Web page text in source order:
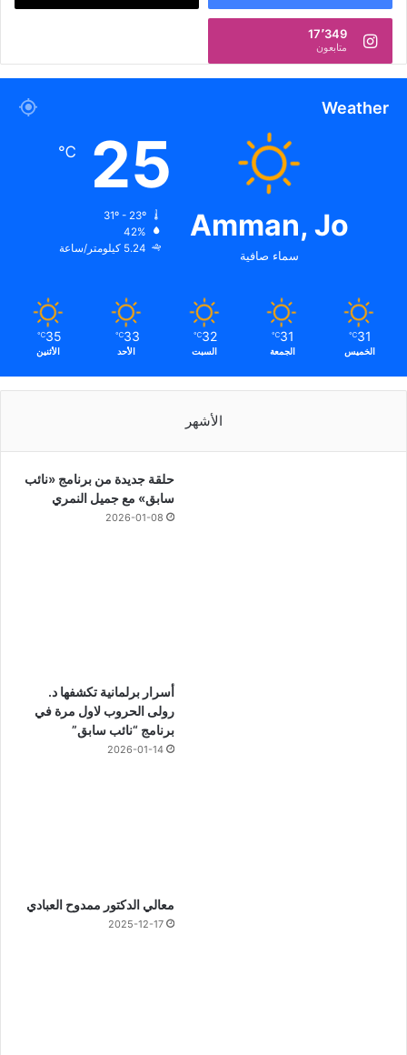
17٬349
متابعون
Weather
Amman, Jo
سماء صافية
25
℃
42%
5.24 كيلومتر/ساعة
31
℃
الخميس
31
℃
الجمعة
32
℃
السبت
33
℃
الأحد
35
℃
الأثنين
الأشهر
حلقة جديدة من برنامج «نائب
سابق» مع جميل النمري
2026-01-08
أسرار برلمانية تكشفها د.
رولى الحروب لاول مرة في
برنامج “نائب سابق”
2026-01-14
معالي الدكتور ممدوح العبادي
2025-12-17